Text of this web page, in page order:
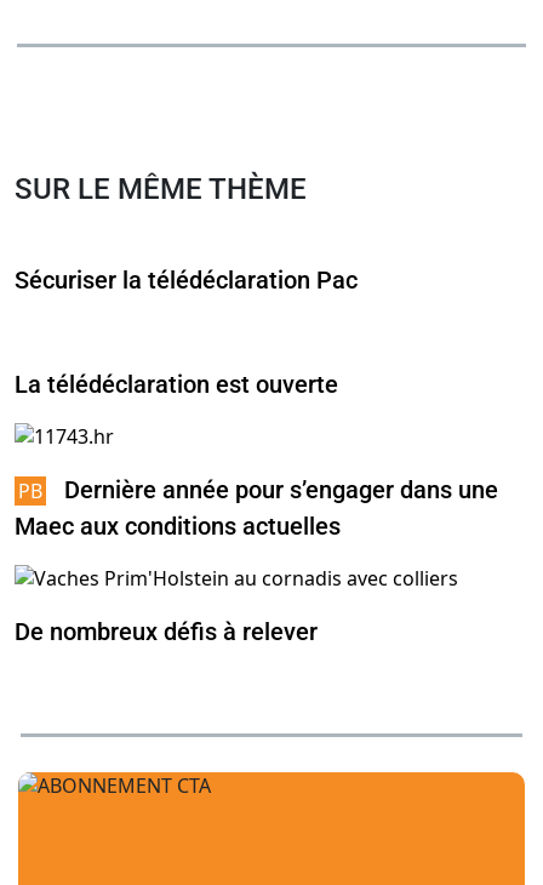
SUR LE MÊME THÈME
Sécuriser la télédéclaration Pac
La télédéclaration est ouverte
Dernière année pour s’engager dans une
Maec aux conditions actuelles
De nombreux défis à relever